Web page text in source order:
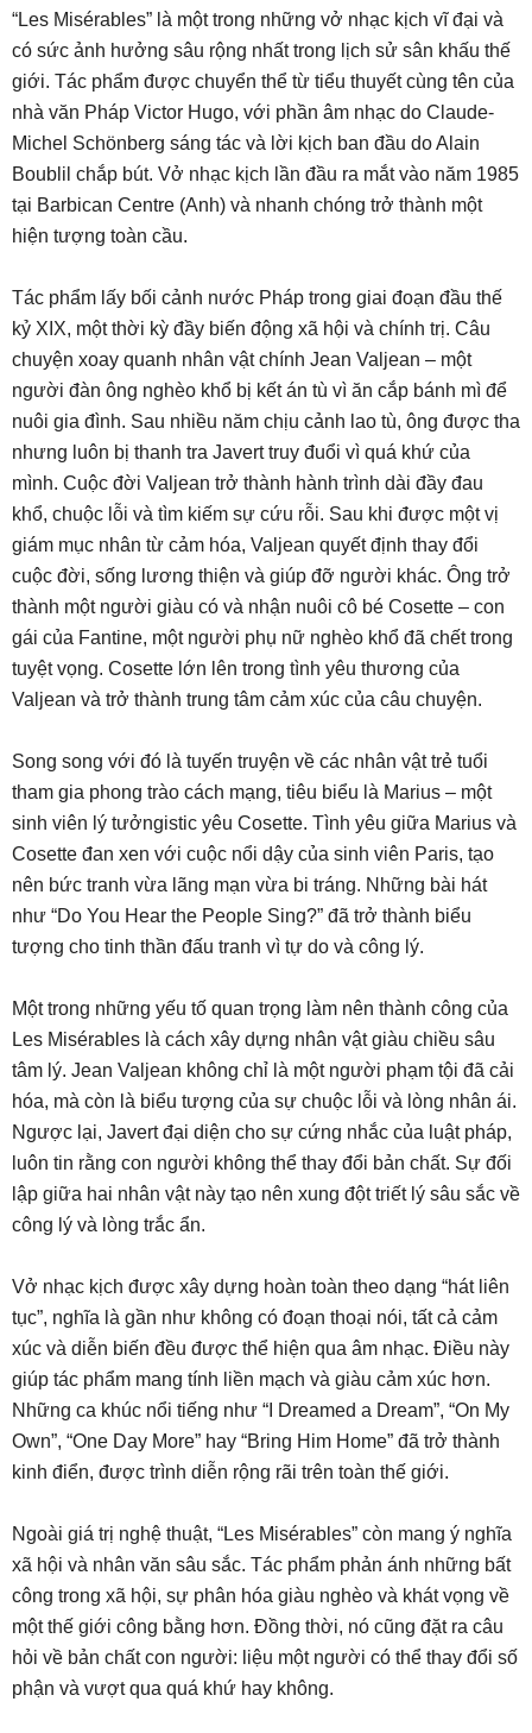
“Les Misérables” là một trong những vở nhạc kịch vĩ đại và
có sức ảnh hưởng sâu rộng nhất trong lịch sử sân khấu thế
giới. Tác phẩm được chuyển thể từ tiểu thuyết cùng tên của
nhà văn Pháp Victor Hugo, với phần âm nhạc do Claude-
Michel Schönberg sáng tác và lời kịch ban đầu do Alain
Boublil chắp bút. Vở nhạc kịch lần đầu ra mắt vào năm 1985
tại Barbican Centre (Anh) và nhanh chóng trở thành một
hiện tượng toàn cầu.
Tác phẩm lấy bối cảnh nước Pháp trong giai đoạn đầu thế
kỷ XIX, một thời kỳ đầy biến động xã hội và chính trị. Câu
chuyện xoay quanh nhân vật chính Jean Valjean – một
người đàn ông nghèo khổ bị kết án tù vì ăn cắp bánh mì để
nuôi gia đình. Sau nhiều năm chịu cảnh lao tù, ông được tha
nhưng luôn bị thanh tra Javert truy đuổi vì quá khứ của
mình. Cuộc đời Valjean trở thành hành trình dài đầy đau
khổ, chuộc lỗi và tìm kiếm sự cứu rỗi. Sau khi được một vị
giám mục nhân từ cảm hóa, Valjean quyết định thay đổi
cuộc đời, sống lương thiện và giúp đỡ người khác. Ông trở
thành một người giàu có và nhận nuôi cô bé Cosette – con
gái của Fantine, một người phụ nữ nghèo khổ đã chết trong
tuyệt vọng. Cosette lớn lên trong tình yêu thương của
Valjean và trở thành trung tâm cảm xúc của câu chuyện.
Song song với đó là tuyến truyện về các nhân vật trẻ tuổi
tham gia phong trào cách mạng, tiêu biểu là Marius – một
sinh viên lý tưởngistic yêu Cosette. Tình yêu giữa Marius và
Cosette đan xen với cuộc nổi dậy của sinh viên Paris, tạo
nên bức tranh vừa lãng mạn vừa bi tráng. Những bài hát
như “Do You Hear the People Sing?” đã trở thành biểu
tượng cho tinh thần đấu tranh vì tự do và công lý.
Một trong những yếu tố quan trọng làm nên thành công của
Les Misérables là cách xây dựng nhân vật giàu chiều sâu
tâm lý. Jean Valjean không chỉ là một người phạm tội đã cải
hóa, mà còn là biểu tượng của sự chuộc lỗi và lòng nhân ái.
Ngược lại, Javert đại diện cho sự cứng nhắc của luật pháp,
luôn tin rằng con người không thể thay đổi bản chất. Sự đối
lập giữa hai nhân vật này tạo nên xung đột triết lý sâu sắc về
công lý và lòng trắc ẩn.
Vở nhạc kịch được xây dựng hoàn toàn theo dạng “hát liên
tục”, nghĩa là gần như không có đoạn thoại nói, tất cả cảm
xúc và diễn biến đều được thể hiện qua âm nhạc. Điều này
giúp tác phẩm mang tính liền mạch và giàu cảm xúc hơn.
Những ca khúc nổi tiếng như “I Dreamed a Dream”, “On My
Own”, “One Day More” hay “Bring Him Home” đã trở thành
kinh điển, được trình diễn rộng rãi trên toàn thế giới.
Ngoài giá trị nghệ thuật, “Les Misérables” còn mang ý nghĩa
xã hội và nhân văn sâu sắc. Tác phẩm phản ánh những bất
công trong xã hội, sự phân hóa giàu nghèo và khát vọng về
một thế giới công bằng hơn. Đồng thời, nó cũng đặt ra câu
hỏi về bản chất con người: liệu một người có thể thay đổi số
phận và vượt qua quá khứ hay không.